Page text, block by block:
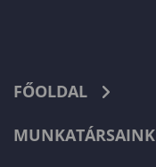
FŐOLDAL
MUNKATÁRSAINK